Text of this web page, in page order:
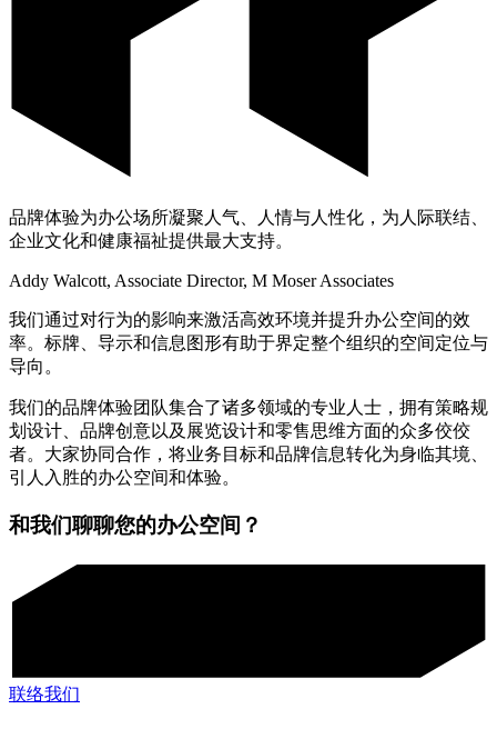
品牌体验为办公场所凝聚人气、人情与人性化，为人际联结、
企业文化和健康福祉提供最大支持。
Addy Walcott, Associate Director, M Moser Associates
我们通过对行为的影响来激活高效环境并提升办公空间的效
率。标牌、导示和信息图形有助于界定整个组织的空间定位与
导向。
我们的品牌体验团队集合了诸多领域的专业人士，拥有策略规
划设计、品牌创意以及展览设计和零售思维方面的众多佼佼
者。大家协同合作，将业务目标和品牌信息转化为身临其境、
引人入胜的办公空间和体验。
和我们聊聊您的办公空间？
联络我们